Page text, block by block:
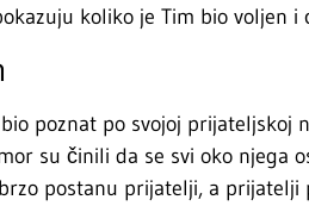
koliko je Tim bio voljen
poznat po svojoj prijateljskoj
su činili da se svi oko njega
postanu prijatelji, a prijatelji